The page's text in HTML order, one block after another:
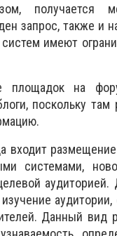
получается
запрос, также и
имеют
площадок на
поскольку там
системами,
аудиторией.
аудитории,
Данный вид